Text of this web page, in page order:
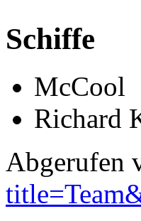
Schiffe
McCool
Richard
Abgerufen